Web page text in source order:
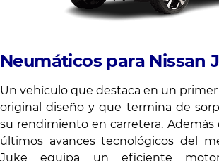
Neumáticos para Nissan
Un vehículo que destaca en un
original diseño y que termina de
su rendimiento en carretera. Además
últimos avances tecnológicos del
Juke equipa un eficiente